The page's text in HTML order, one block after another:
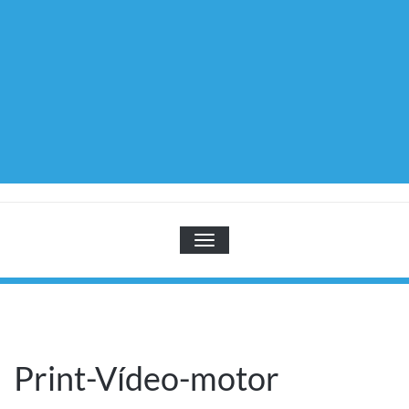
TOGGLE NAVIGATION
Print-Vídeo-motor